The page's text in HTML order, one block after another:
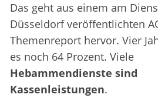
Das geht aus einem am
Düsseldorf veröffentlichten
Themenreport hervor. Vier
es noch 64 Prozent. Viele
Hebammendienste sind
Kassenleistungen.